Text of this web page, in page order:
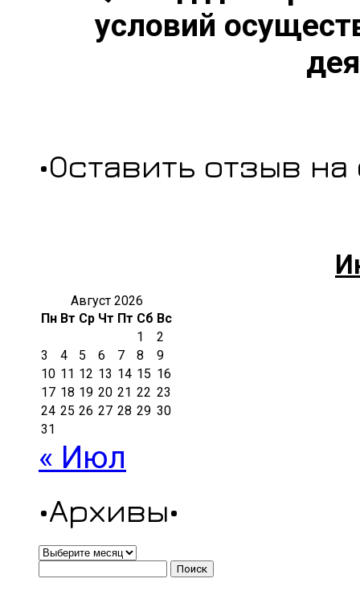
условий
•Оставить отзыв на
Август 2026
Пн Вт Ср Чт Пт Сб Вс
1
2
3
4 5 6 7 8
9
10 11 12 13 14 15 16
17 18 19 20 21 22 23
24 25 26 27 28 29 30
31
« Июл
•Архивы•
•Архивы•